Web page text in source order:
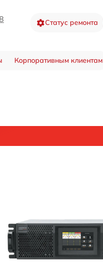
Статус ремонта
Корпоративным клиентам